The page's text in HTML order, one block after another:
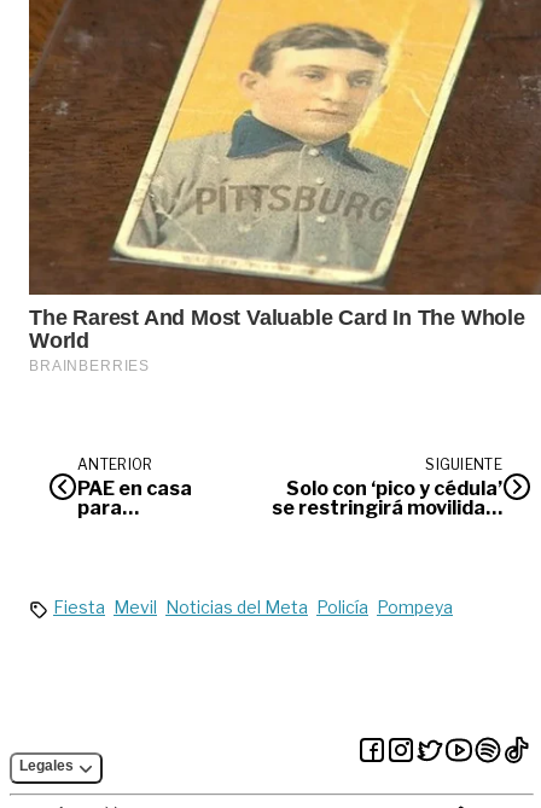
ANTERIOR
PAE en casa
para
SIGUIENTE
Solo con ‘pico y cédula’
se restringirá movilidad;
Fiesta Mevil Noticias del Meta Policía Pompeya
Legales